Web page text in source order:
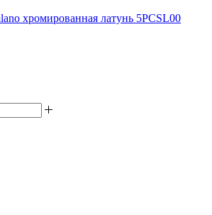
хромированная латунь 5PCSL00